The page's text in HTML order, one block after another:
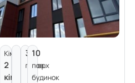
Кімнат:
2
кімнати
3
поверх
10
пов.
будинок